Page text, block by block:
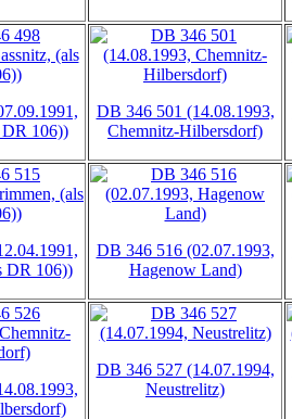
DR 106))
DB 346 501 (14.08.1993,
Chemnitz-Hilbersdorf)
DR 106))
DB 346 516 (02.07.1993,
Hagenow Land)
DB 346 527 (14.07.1994,
Neustrelitz)